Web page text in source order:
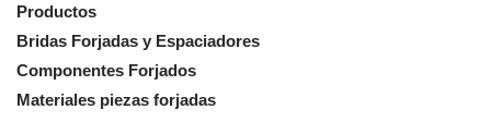
Productos
Bridas Forjadas y Espaciadores
Componentes Forjados
Materiales piezas forjadas